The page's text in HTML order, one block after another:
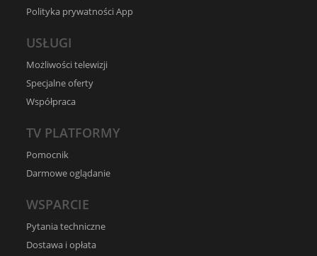
Polityka prywatności App
USŁUGI
Możliwości telewizji
Specjalne oferty
Współpraca
TV PLATFORMY
Pomocnik
Darmowe oglądanie
WSPARCIE
Pytania techniczne
Dostawa i opłata